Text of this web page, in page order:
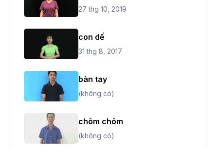
27 thg 10, 2019
con dế
31 thg 8, 2017
bàn tay
(không có)
chôm chôm
(không có)